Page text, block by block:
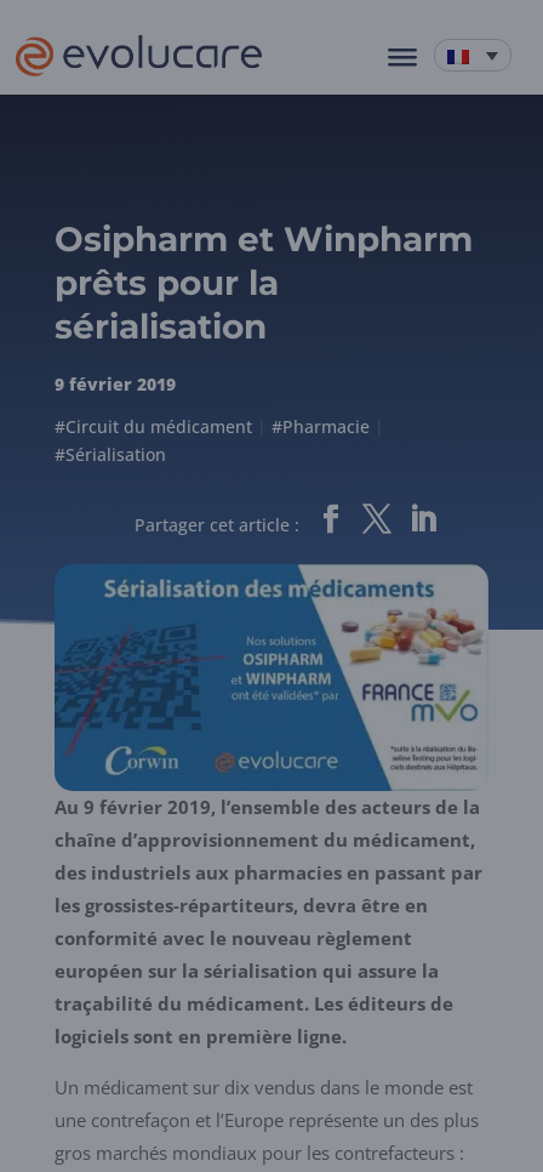
Osipharm et Winpharm
prêts pour la
sérialisation
9 février 2019
#Circuit du médicament| #Pharmacie|
#Sérialisation
Partager cet article :
Au 9 février 2019, l’ensemble des acteurs de la
chaîne d’approvisionnement du médicament,
des industriels aux pharmacies en passant par
les grossistes-répartiteurs, devra être en
conformité avec le nouveau règlement
européen sur la sérialisation qui assure la
traçabilité du médicament. Les éditeurs de
logiciels sont en première ligne.
Un médicament sur dix vendus dans le monde est
une contrefaçon et l’Europe représente un des plus
gros marchés mondiaux pour les contrefacteurs :